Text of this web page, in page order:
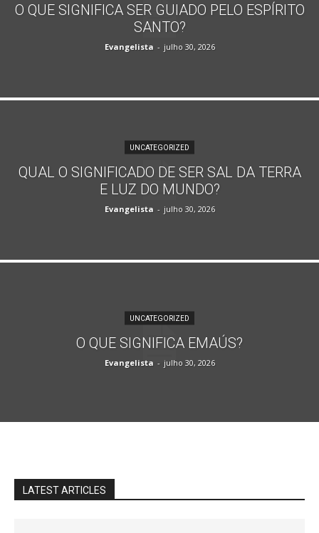
O QUE SIGNIFICA SER GUIADO PELO ESPÍRITO
SANTO?
Evangelista - julho 30, 2026
UNCATEGORIZED
QUAL O SIGNIFICADO DE SER SAL DA TERRA
E LUZ DO MUNDO?
Evangelista - julho 30, 2026
UNCATEGORIZED
O QUE SIGNIFICA EMAÚS?
Evangelista - julho 30, 2026
LATEST ARTICLES